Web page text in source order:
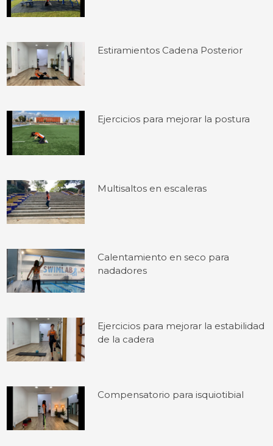
Estiramientos Cadena Posterior
Ejercicios para mejorar la postura
Multisaltos en escaleras
Calentamiento en seco para
nadadores
Ejercicios para mejorar la estabilidad
de la cadera
Compensatorio para isquiotibial